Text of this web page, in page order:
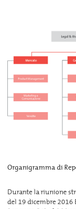
Organigramma di
Durante la riunione
del 19 dicembre 2016